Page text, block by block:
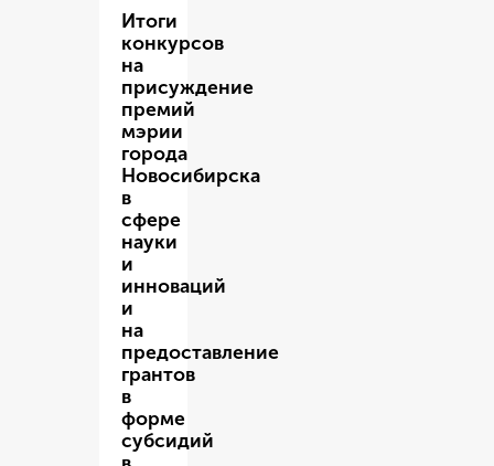
Итоги
конкурсов
на
присуждение
премий
мэрии
города
Новосибирска
в
сфере
науки
и
инноваций
и
на
предоставление
грантов
в
форме
субсидий